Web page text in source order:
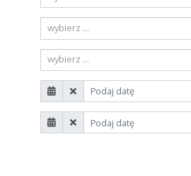
wybierz ...
wybierz ...